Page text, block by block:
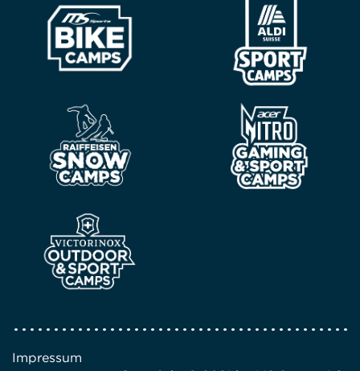
Impressum